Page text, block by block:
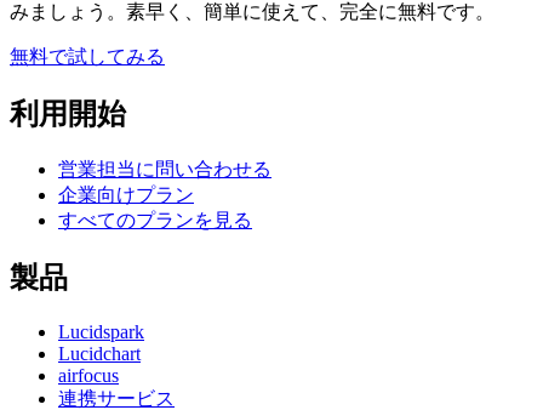
みましょう。素早く、簡単に使えて、完全に無料です。
無料で試してみる
利用開始
営業担当に問い合わせる
企業向けプラン
すべてのプランを見る
製品
Lucidspark
Lucidchart
airfocus
連携サービス